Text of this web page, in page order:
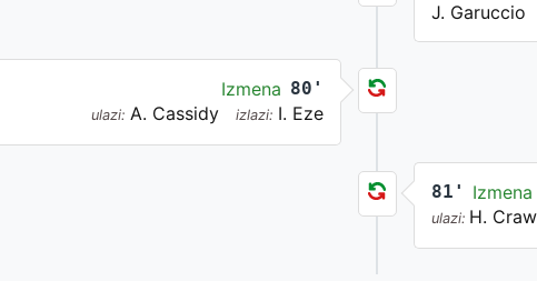
J. Garuccio
Izmena 80'
ulazi: A. Cassidy izlazi: I. Eze
81' Izmena
ulazi: H.